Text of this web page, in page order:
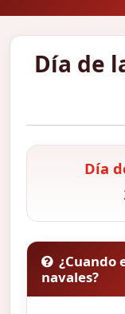
Día de
Día
¿Cuando
navales?